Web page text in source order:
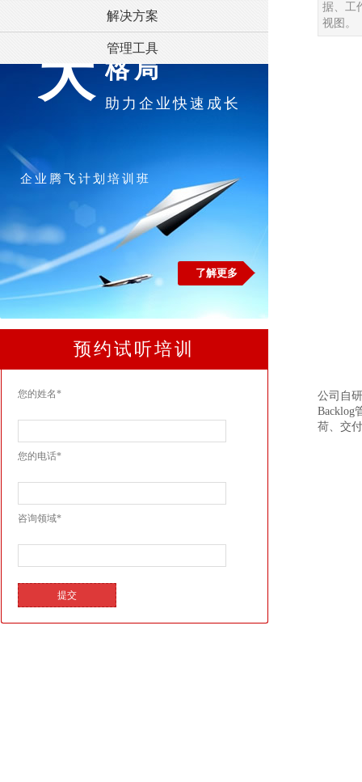
解决方案
管理工具
据、工
视图。
公司自
Backlog
荷、交
大 格局
助力企业快速成长
企业腾飞计划培训班
了解更多
预约试听培训
您的姓名*
您的电话*
咨询领域*
提交